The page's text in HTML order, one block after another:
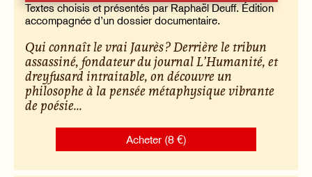
Textes choisis et présentés par Raphaël Deuff. Édition
accompagnée d’un dossier documentaire.
Qui connaît le vrai Jaurès ? Derrière le tribun
assassiné, fondateur du journal L’Humanité, et
dreyfusard intraitable, on découvre un
philosophe à la pensée métaphysique vibrante
de poésie...
Acheter (8 €)